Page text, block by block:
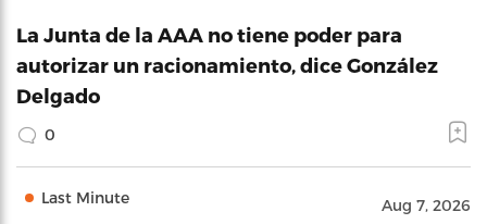
La Junta de la AAA no tiene poder para
autorizar un racionamiento, dice González
Delgado
0
Last Minute Aug 7, 2026